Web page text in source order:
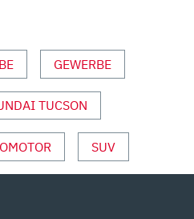
GEWERBE
TUCSON
SUV